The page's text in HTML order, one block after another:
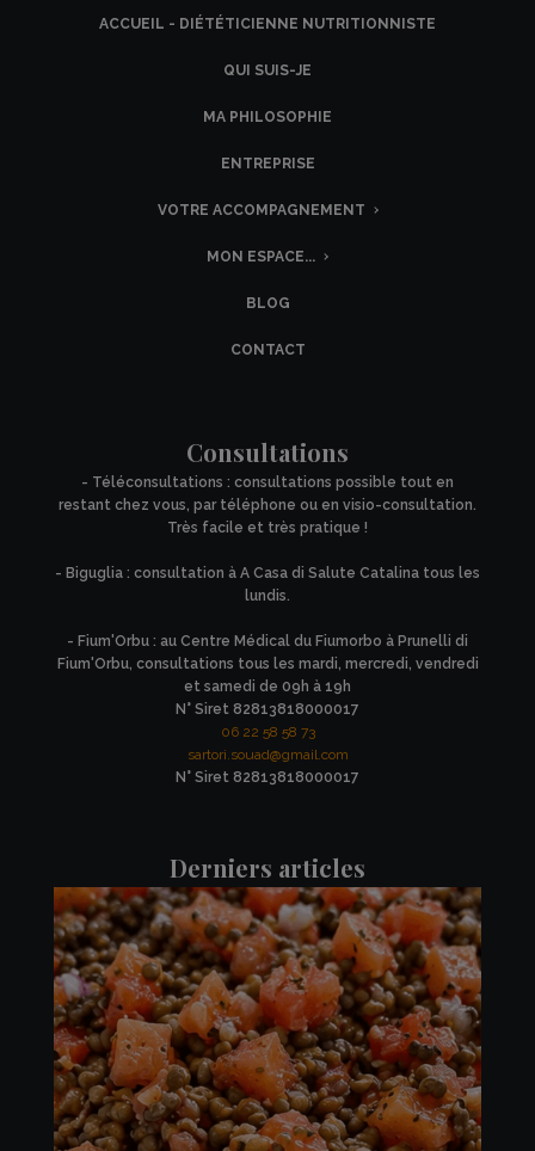
ACCUEIL - DIÉTÉTICIENNE NUTRITIONNISTE
QUI SUIS-JE
MA PHILOSOPHIE
ENTREPRISE
VOTRE ACCOMPAGNEMENT
MON ESPACE...
BLOG
CONTACT
Consultations
- Téléconsultations : consultations possible tout en
restant chez vous, par téléphone ou en visio-consultation.
Très facile et très pratique !
- Biguglia : consultation à A Casa di Salute Catalina tous les
lundis.
- Fium'Orbu : au Centre Médical du Fiumorbo à Prunelli di
Fium'Orbu, consultations tous les mardi, mercredi, vendredi
et samedi de 09h à 19h
N° Siret 82813818000017
06 22 58 58 73
sartori.souad@gmail.com
N° Siret 82813818000017
Derniers articles